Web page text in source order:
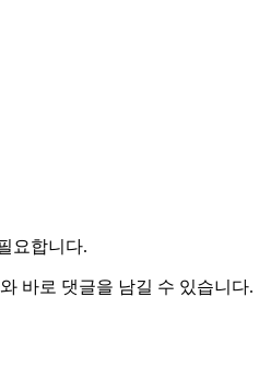
요합니다.
바로 댓글을 남길 수 있습니다.